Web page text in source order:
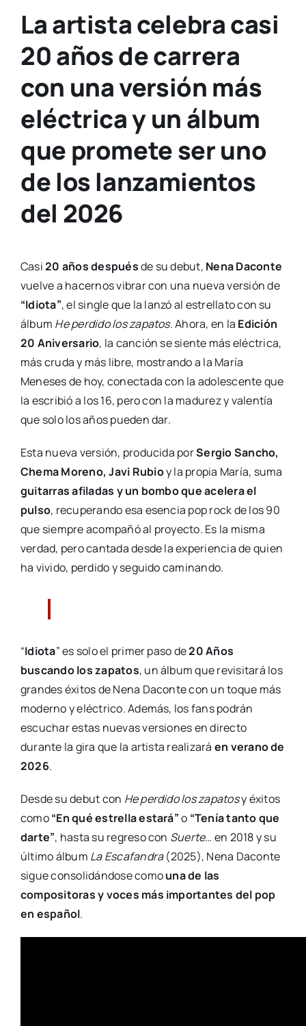
La artista celebra casi
20 años de carrera
con una versión más
eléctrica y un álbum
que promete ser uno
de los lanzamientos
del 2026
Casi20 años despuésde su debut, Nena Daconte
vuelve a hacernos vibrar con una nueva versión de
“Idiota”, el single que la lanzó al estrellato con su
álbum He perdido los zapatos. Ahora, en la Edición
20 Aniversario, la canción se siente más eléctrica,
más cruda y más libre, mostrando a la María
Meneses de hoy, conectada con la adolescente que
la escribió a los 16, pero con la madurez y valentía
que solo los años pueden dar.
Esta nueva versión, producida porSergio Sancho,
Chema Moreno, Javi Rubioy la propia María, suma
guitarras afiladas y un bombo que acelera el
pulso, recuperando esa esencia pop rock de los 90
que siempre acompañó al proyecto. Es la misma
verdad, pero cantada desde la experiencia de quien
ha vivido, perdido y seguido caminando.
“Idiota” es solo el primer paso de20 Años
buscando los zapatos, un álbum que revisitará los
grandes éxitos de Nena Daconte con un toque más
moderno y eléctrico. Además, los fans podrán
escuchar estas nuevas versiones en directo
durante la gira que la artista realizará en verano de
2026.
Desde su debut con He perdido los zapatosy éxitos
como“En qué estrella estará”o “Tenía tanto que
darte”, hasta su regreso con Suerte… en 2018 y su
último álbum La Escafandra(2025), Nena Daconte
sigue consolidándose comouna de las
compositoras y voces más importantes del pop
en español.